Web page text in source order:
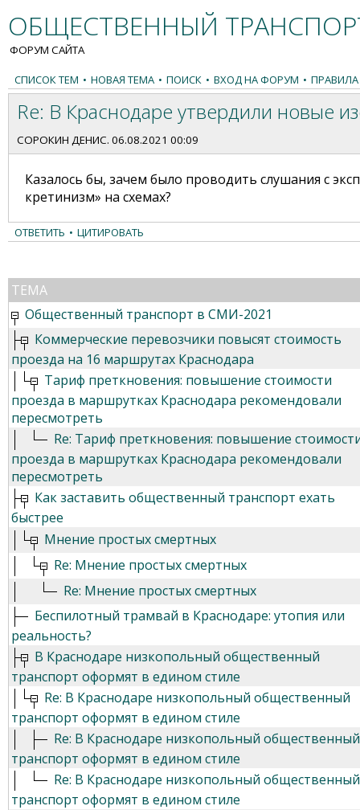
ОБЩЕСТВЕННЫЙ
ФОРУМ САЙТА
СПИСОК ТЕМ • НОВАЯ ТЕМА • ПОИСК • ВХОД НА ФОРУМ •
Re: В Краснодаре утвердили новые
СОРОКИН ДЕНИС. 06.08.2021 00:09
Казалось бы, зачем было проводить слушания с
кретинизм» на схемах?
ОТВЕТИТЬ • ЦИТИРОВАТЬ
ТЕМА
Общественный транспорт в СМИ-2021
Коммерческие перевозчики повысят стоимость
проезда на 16 маршрутах Краснодара
Тариф преткновения: повышение стоимости
проезда в маршрутках Краснодара рекомендовали
пересмотреть
Re: Тариф преткновения: повышение
проезда в маршрутках Краснодара рекомендовали
пересмотреть
Как заставить общественный транспорт ехать
быстрее
Мнение простых смертных
Re: Мнение простых смертных
Re: Мнение простых смертных
Беспилотный трамвай в Краснодаре: утопия или
реальность?
В Краснодаре низкопольный общественный
транспорт оформят в едином стиле
Re: В Краснодаре низкопольный общественный
транспорт оформят в едином стиле
Re: В Краснодаре низкопольный общественный
транспорт оформят в едином стиле
Re: В Краснодаре низкопольный общественный
транспорт оформят в едином стиле